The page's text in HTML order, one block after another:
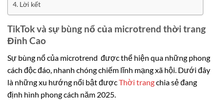
Lời kết
TikTok và sự bùng nổ của microtrend thời trang
Đỉnh Cao
Sự bùng nổ của microtrend được thể hiện qua những phong
cách độc đáo, nhanh chóng chiếm lĩnh mạng xã hội. Dưới đây
là những xu hướng nổi bật đượcThời trangchia sẻ đang
định hình phong cách năm 2025.